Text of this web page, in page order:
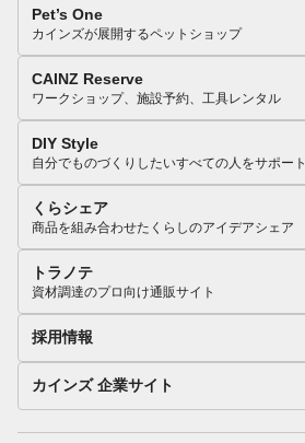
Pet’s One
カインズが展開するペットショップ
CAINZ Reserve
ワークショップ、施設予約、工具レンタル
DIY Style
自分でものづくりしたいすべての人をサポート
くらシェア
商品を組み合わせたくらしのアイデアシェア
トラノテ
資材調達のプロ向け通販サイト
採用情報
カインズ 企業サイト